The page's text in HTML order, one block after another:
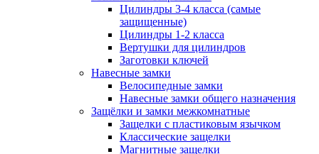
Цилиндры 3-4 класса (самые
защищенные)
Цилиндры 1-2 класса
Вертушки для цилиндров
Заготовки ключей
Навесные замки
Велосипедные замки
Навесные замки общего назначения
Защёлки и замки межкомнатные
Защелки с пластиковым язычком
Классические защелки
Магнитные защелки